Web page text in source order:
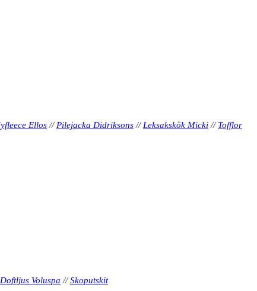
Ellos//Pilejacka Didriksons//Leksakskök Micki// Tofflor
Doftljus Voluspa //Skoputskit